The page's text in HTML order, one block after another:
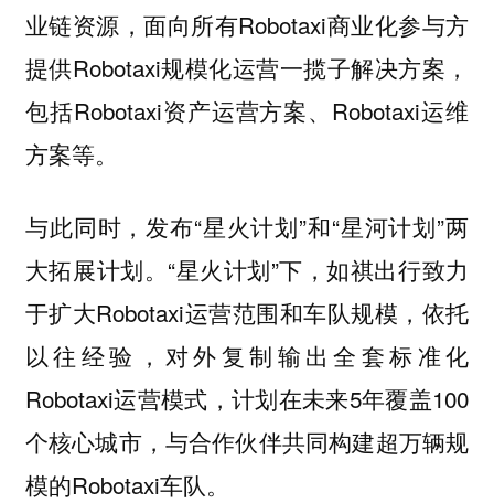
业链资源，面向所有Robotaxi商业化参与方
提供Robotaxi规模化运营一揽子解决方案，
包括Robotaxi资产运营方案、Robotaxi运维
方案等。
与此同时，发布“星火计划”和“星河计划”两
大拓展计划。“星火计划”下，如祺出行致力
于扩大Robotaxi运营范围和车队规模，依托
以往经验，对外复制输出全套标准化
Robotaxi运营模式，计划在未来5年覆盖100
个核心城市，与合作伙伴共同构建超万辆规
模的Robotaxi车队。